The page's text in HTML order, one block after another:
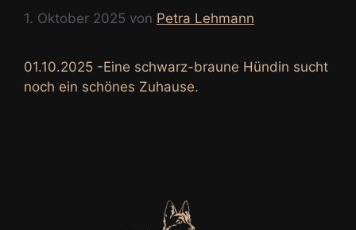
1. Oktober 2025 von Petra Lehmann
01.10.2025 -Eine schwarz-braune Hündin sucht
noch ein schönes Zuhause.